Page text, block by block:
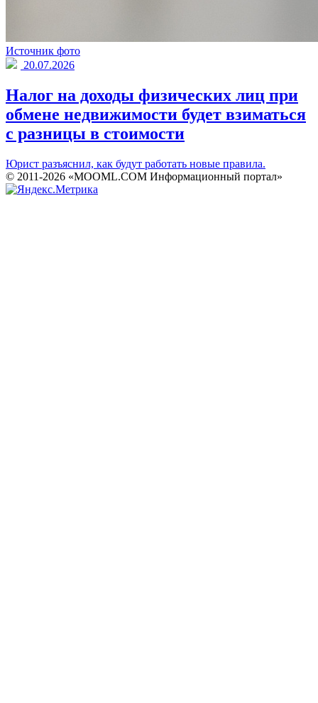
Источник фото
20.07.2026
Налог на доходы физических лиц при
обмене недвижимости будет взиматься
с разницы в стоимости
Юрист разъяснил, как будут работать новые правила.
© 2011-2026 «MOOML.COM Информационный портал»